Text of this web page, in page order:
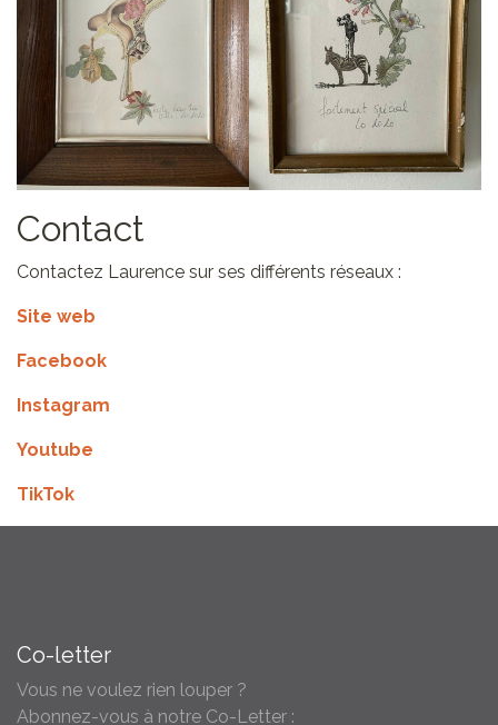
Contact
Contactez Laurence sur ses différents réseaux :
Site web
Facebook
Instagram
Youtube
TikTok
Co-letter
Vous ne voulez rien louper ?
Abonnez-vous à notre Co-Letter :